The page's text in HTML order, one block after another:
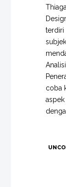
terdiri
coba